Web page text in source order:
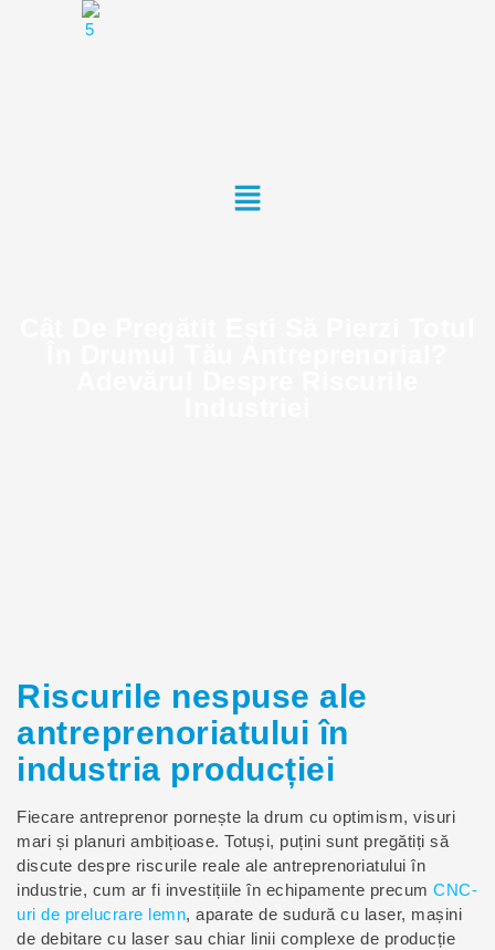
Riscurile nespuse ale
antreprenoriatului în
industria producției
Fiecare antreprenor pornește la drum cu optimism, visuri
mari și planuri ambițioase. Totuși, puțini sunt pregătiți să
discute despre riscurile reale ale antreprenoriatului în
industrie, cum ar fi investițiile în echipamente precum CNC-
uri de prelucrare lemn, aparate de sudură cu laser, mașini
de debitare cu laser sau chiar linii complexe de producție